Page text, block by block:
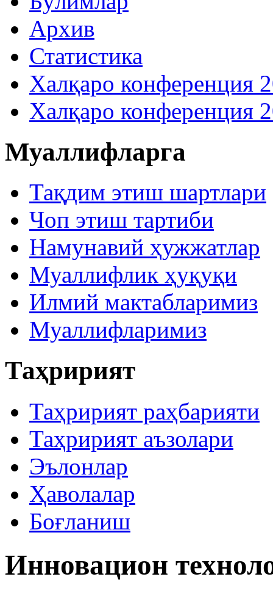
Архив
Статистика
Халқаро конференция
Халқаро конференция
Муаллифларга
Тақдим этиш шартлари
Чоп этиш тартиби
Намунавий ҳужжатлар
Муаллифлик ҳуқуқи
Илмий мактабларимиз
Муаллифларимиз
Таҳририят
Таҳририят раҳбарияти
Таҳририят аъзолари
Эълонлар
Ҳаволалар
Боғланиш
Инновацион